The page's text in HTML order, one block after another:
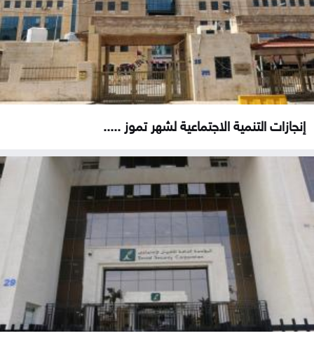
إنجازات التنمية الاجتماعية لشهر تموز .....